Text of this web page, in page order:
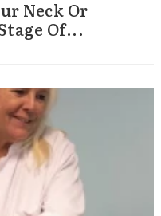
Neck Or
Of...